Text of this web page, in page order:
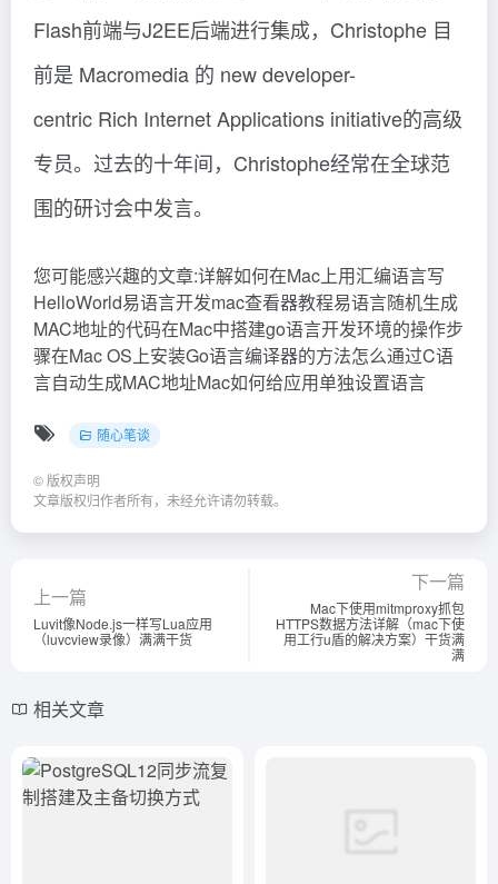
Flash前端与J2EE后端进行集成，Christophe 目
前是 Macromedia 的 new developer-
centric Rich Internet Applications initiative的高级
专员。过去的十年间，Christophe经常在全球范
围的研讨会中发言。
您可能感兴趣的文章:详解如何在Mac上用汇编语言写
HelloWorld易语言开发mac查看器教程易语言随机生成
MAC地址的代码在Mac中搭建go语言开发环境的操作步
骤在Mac OS上安装Go语言编译器的方法怎么通过C语
言自动生成MAC地址Mac如何给应用单独设置语言
随心笔谈
© 版权声明
文章版权归作者所有，未经允许请勿转载。
上一篇
Luvit像Node.js一样写Lua应用
（luvcview录像）满满干货
下一篇
Mac下使用mitmproxy抓包
HTTPS数据方法详解（mac下使
用工行u盾的解决方案）干货满
满
相关文章